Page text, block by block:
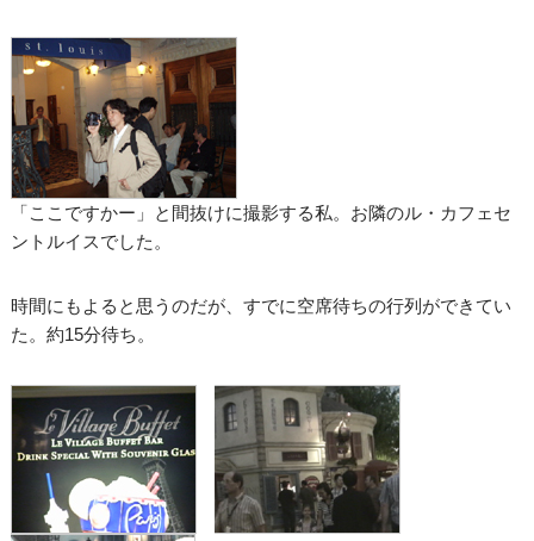
「ここですかー」と間抜けに撮影する私。お隣のル・カフェセ
ントルイスでした。
時間にもよると思うのだが、すでに空席待ちの行列ができてい
た。約15分待ち。